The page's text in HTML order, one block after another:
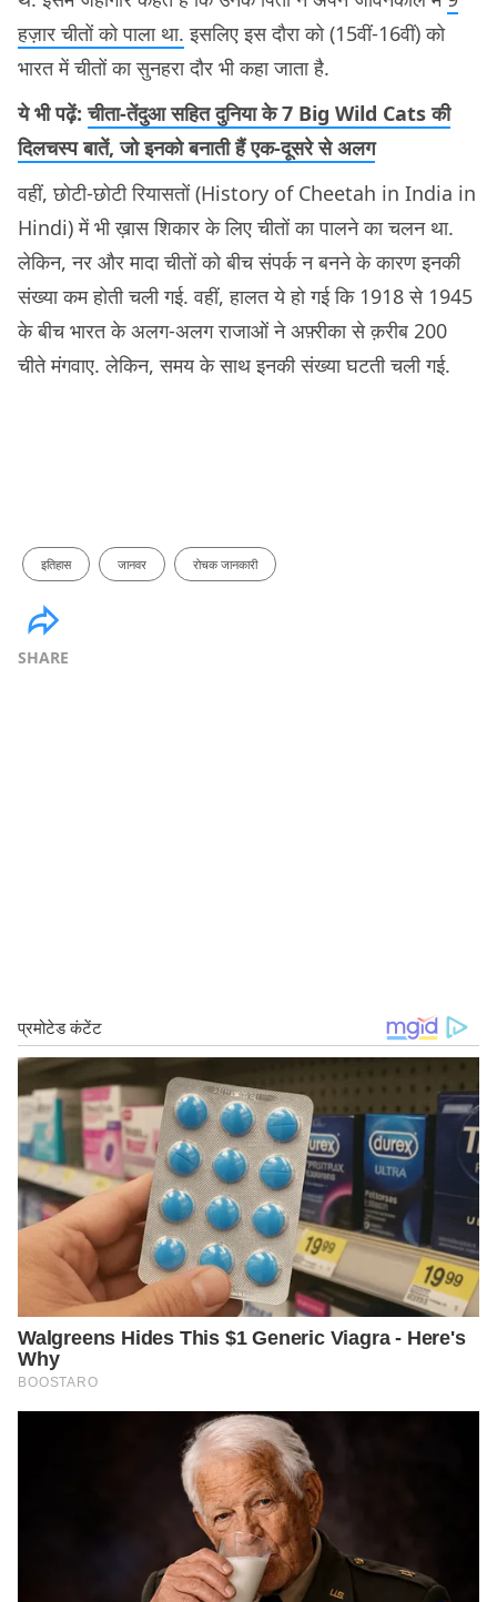
हज़ार चीतों को पाला था. इसलिए इस दौरा को (15वीं-16वीं) को
भारत में चीतों का सुनहरा दौर भी कहा जाता है.
ये भी पढ़ें:चीता-तेंदुआ सहित दुनिया के 7 Big Wild Cats की
दिलचस्प बातें, जो इनको बनाती हैं एक-दूसरे से अलग
वहीं, छोटी-छोटी रियासतों (History of Cheetah in India in
Hindi) में भी ख़ास शिकार के लिए चीतों का पालने का चलन था.
लेकिन, नर और मादा चीतों को बीच संपर्क न बनने के कारण इनकी
संख्या कम होती चली गई. वहीं, हालत ये हो गई कि 1918 से 1945
के बीच भारत के अलग-अलग राजाओं ने अफ़्रीका से क़रीब 200
चीते मंगवाए. लेकिन, समय के साथ इनकी संख्या घटती चली गई.
इतिहास जानवर रोचक जानकारी
SHARE